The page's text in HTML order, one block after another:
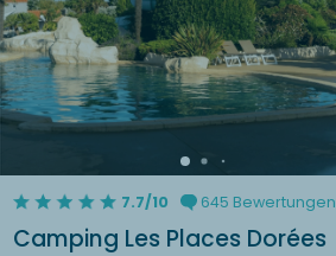
7.7/10 645 Bewertungen
Camping Les Places Dorées